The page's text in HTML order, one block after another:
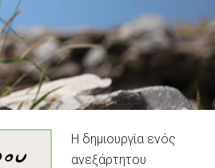
Η δημιουργία ενός
ανεξάρτητου